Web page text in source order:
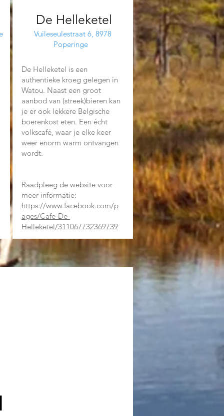
De Helleketel
Vuileseulestraat 6, 8978
Poperinge
De Helleketel is een
authentieke kroeg gelegen in
Watou. Naast een groot
aanbod van (streek)bieren kan
je er ook lekkere Belgische
boerenkost eten. Een écht
volkscafé, waar je elke keer
weer enorm warm ontvangen
wordt.
Raadpleeg de website voor
meer informatie:
https://www.facebook.com/p
ages/Cafe-De-
Helleketel/311067732369739